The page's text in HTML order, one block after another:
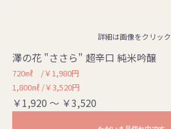
詳細は画像をクリック
澤の花 "ささら" 超辛口 純米吟醸
720㎖ /￥1,980円
1,800㎖ /￥3,520円
￥1,920 ～ ￥3,520